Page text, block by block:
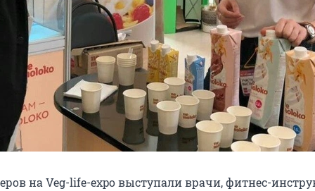
на Veg-life-expo выступали врачи, фитнес-